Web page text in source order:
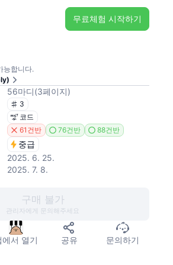
무료체험 시작하기
능합니다.
56마디(3페이지)
3
코드
61건반 76건반 88건반
중급
2025. 6. 25.
2025. 7. 8.
구매 불가
관리자에게 문의해주세요
에서 열기 공유 문의하기